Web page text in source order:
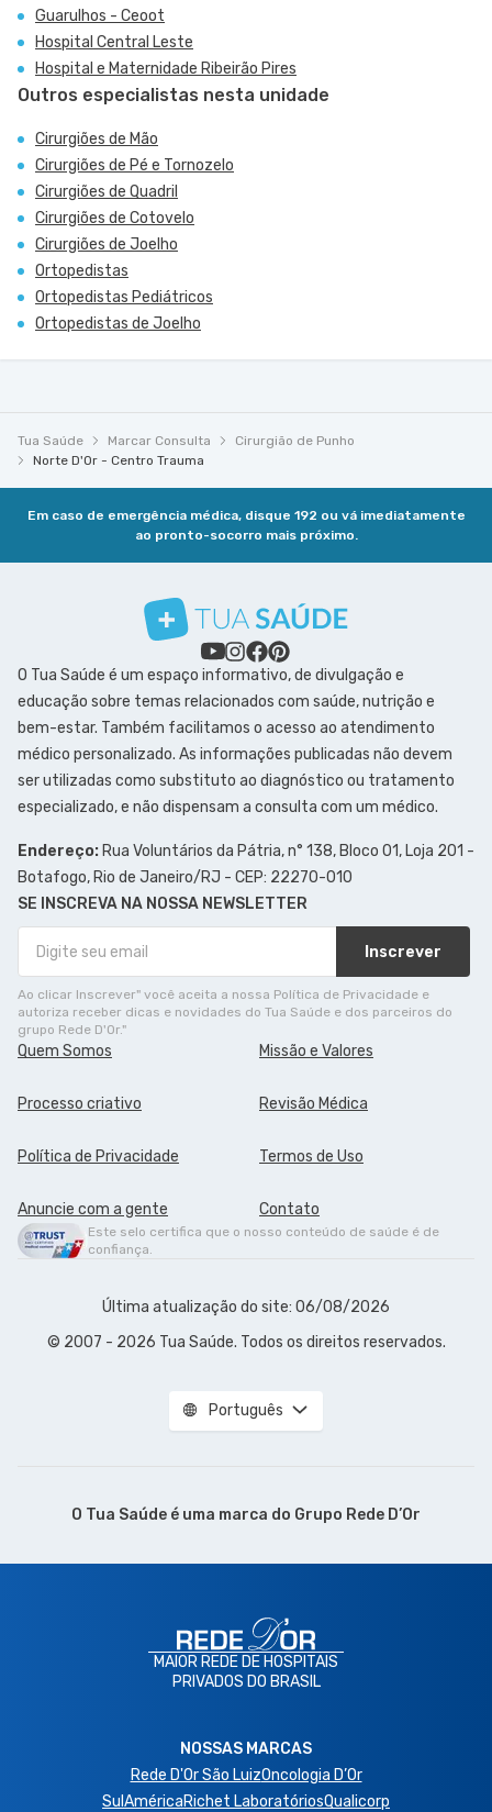
Guarulhos - Ceoot
Hospital Central Leste
Hospital e Maternidade Ribeirão Pires
Outros especialistas nesta unidade
Cirurgiões de Mão
Cirurgiões de Pé e Tornozelo
Cirurgiões de Quadril
Cirurgiões de Cotovelo
Cirurgiões de Joelho
Ortopedistas
Ortopedistas Pediátricos
Ortopedistas de Joelho
Tua Saúde Marcar Consulta
Cirurgião de Punho
Norte D'Or - Centro Trauma
Em caso de emergência médica, disque 192 ou vá imediatamente
ao pronto-socorro mais próximo.
O Tua Saúde é um espaço informativo, de divulgação e
educação sobre temas relacionados com saúde, nutrição e
bem-estar. Também facilitamos o acesso ao atendimento
médico personalizado. As informações publicadas não devem
ser utilizadas como substituto ao diagnóstico ou tratamento
especializado, e não dispensam a consulta com um médico.
Endereço: Rua Voluntários da Pátria, n° 138, Bloco 01, Loja 201 -
Botafogo, Rio de Janeiro/RJ - CEP: 22270-010
SE INSCREVA NA NOSSA NEWSLETTER
Inscrever
Ao clicar Inscrever" você aceita a nossa Política de Privacidade e
autoriza receber dicas e novidades do Tua Saúde e dos parceiros do
grupo Rede D'Or."
Quem Somos Missão e Valores
Processo criativo Revisão Médica
Política de Privacidade Termos de Uso
Anuncie com a gente Contato
Este selo certifica que o nosso conteúdo de saúde é de
confiança.
Última atualização do site: 06/08/2026
© 2007 - 2026 Tua Saúde. Todos os direitos reservados.
Português
O Tua Saúde é uma marca do Grupo Rede D’Or
MAIOR REDE DE HOSPITAIS
PRIVADOS DO BRASIL
NOSSAS MARCAS
Rede D'Or São LuizOncologia D’Or
SulAméricaRichet LaboratóriosQualicorp